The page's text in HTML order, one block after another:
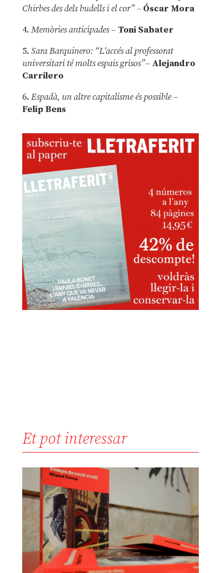
Chirbes des dels budells i el cor” –Óscar Mora
4. Memòries anticipades– Toni Sabater
5. Sara Barquinero: “L’accés al professorat
universitari té molts espais grisos”– Alejandro
Carrilero
6. Espadà, un altre capitalisme és possible –
Felip Bens
Et pot interessar